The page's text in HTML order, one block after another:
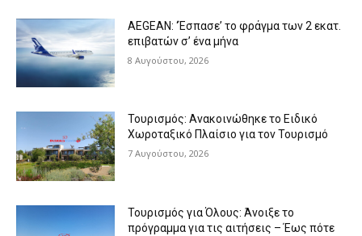
AEGEAN: ‘Έσπασε’ το φράγμα των 2 εκατ.
επιβατών σ’ ένα μήνα
8 Αυγούστου, 2026
Τουρισμός: Ανακοινώθηκε το Ειδικό
Χωροταξικό Πλαίσιο για τον Τουρισμό
7 Αυγούστου, 2026
Τουρισμός για Όλους: Άνοιξε το
πρόγραμμα για τις αιτήσεις – Έως πότε